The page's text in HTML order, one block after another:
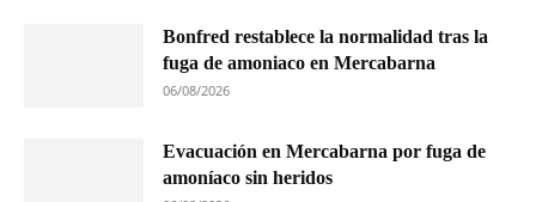
Bonfred restablece la normalidad tras la
fuga de amoniaco en Mercabarna
06/08/2026
Evacuación en Mercabarna por fuga de
amoníaco sin heridos